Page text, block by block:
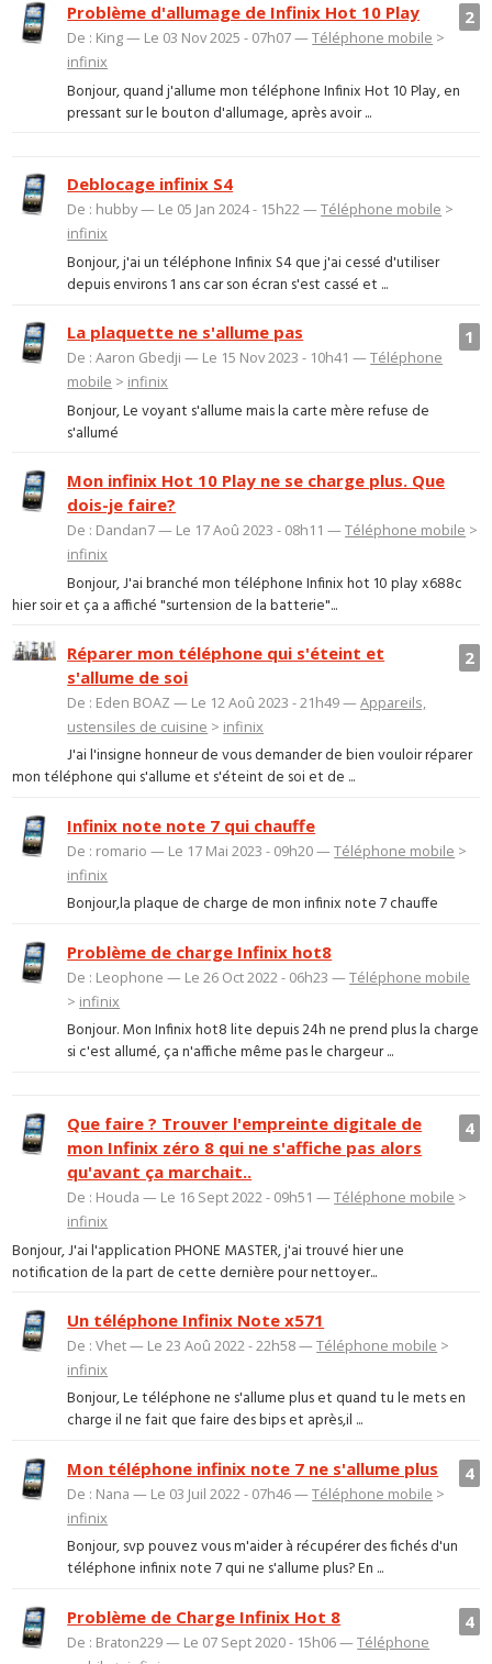
2
Problème d'allumage de Infinix Hot 10 Play
De : King — Le 03 Nov 2025 - 07h07 —Téléphone mobile >
infinix
Bonjour, quand j'allume mon téléphone Infinix Hot 10 Play, en
pressant sur le bouton d'allumage, après avoir ...
Deblocage infinix S4
De : hubby — Le 05 Jan 2024 - 15h22 —Téléphone mobile >
infinix
Bonjour, j'ai un téléphone Infinix S4 que j'ai cessé d'utiliser
depuis environs 1 ans car son écran s'est cassé et ...
1
La plaquette ne s'allume pas
De : Aaron Gbedji — Le 15 Nov 2023 - 10h41 —Téléphone
mobile > infinix
Bonjour, Le voyant s'allume mais la carte mère refuse de
s'allumé
Mon infinix Hot 10 Play ne se charge plus. Que
dois-je faire?
De : Dandan7 — Le 17 Aoû 2023 - 08h11 —Téléphone mobile >
infinix
Bonjour, J'ai branché mon téléphone Infinix hot 10 play x688c
hier soir et ça a affiché "surtension de la batterie"...
2
Réparer mon téléphone qui s'éteint et
s'allume de soi
De : Eden BOAZ — Le 12 Aoû 2023 - 21h49 —Appareils,
ustensiles de cuisine > infinix
J'ai l'insigne honneur de vous demander de bien vouloir réparer
mon téléphone qui s'allume et s'éteint de soi et de ...
Infinix note note 7 qui chauffe
De : romario — Le 17 Mai 2023 - 09h20 —Téléphone mobile >
infinix
Bonjour,la plaque de charge de mon infinix note 7 chauffe
Problème de charge Infinix hot8
De : Leophone — Le 26 Oct 2022 - 06h23 —Téléphone mobile
> infinix
Bonjour. Mon Infinix hot8 lite depuis 24h ne prend plus la charge
si c'est allumé, ça n'affiche même pas le chargeur ...
4
Que faire ? Trouver l'empreinte digitale de
mon Infinix zéro 8 qui ne s'affiche pas alors
qu'avant ça marchait..
De : Houda — Le 16 Sept 2022 - 09h51 —Téléphone mobile >
infinix
Bonjour, J'ai l'application PHONE MASTER, j'ai trouvé hier une
notification de la part de cette dernière pour nettoyer...
Un téléphone Infinix Note x571
De : Vhet — Le 23 Aoû 2022 - 22h58 —Téléphone mobile >
infinix
Bonjour, Le téléphone ne s'allume plus et quand tu le mets en
charge il ne fait que faire des bips et après,il ...
4
Mon téléphone infinix note 7 ne s'allume plus
De : Nana — Le 03 Juil 2022 - 07h46 —Téléphone mobile >
infinix
Bonjour, svp pouvez vous m'aider à récupérer des fichés d'un
téléphone infinix note 7 qui ne s'allume plus? En ...
4
Problème de Charge Infinix Hot 8
De : Braton229 — Le 07 Sept 2020 - 15h06 —Téléphone